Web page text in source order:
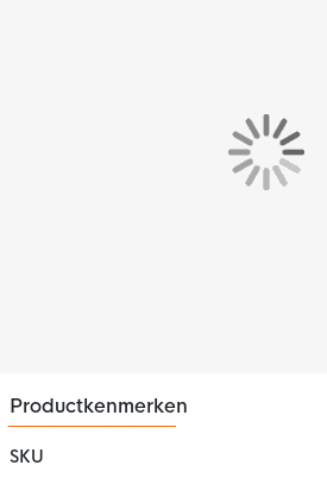
75% gerecycled polyestervezels . Dit
de Nike Dri-FIT technologie, wat
afgevoerd naar de bovenste laag van
droog en comfortabel tijdens het
Productkenmerken
SKU